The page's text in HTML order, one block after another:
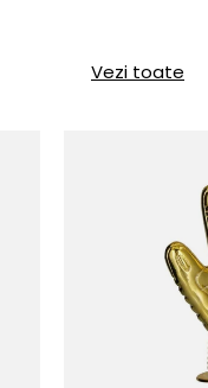
Vezi toate